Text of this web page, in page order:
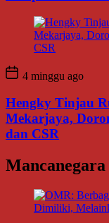
4 minggu ago
Hengky Tinjau
Mekarjaya,
dan CSR
Mancanegara